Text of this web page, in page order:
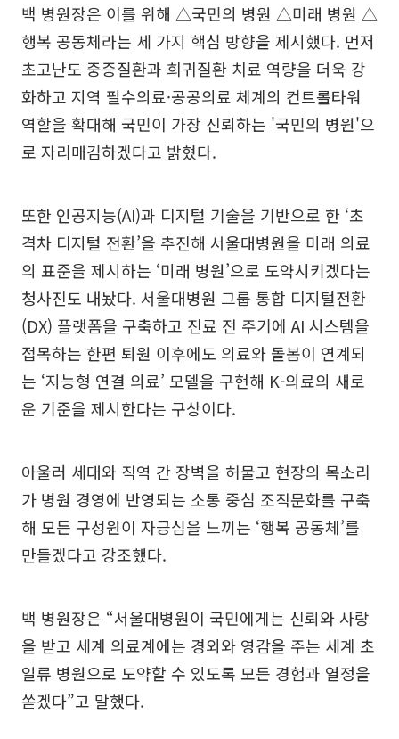
백 병원장은 이를 위해 △국민의 병원 △미래 병원 △
행복 공동체라는 세 가지 핵심 방향을 제시했다. 먼저
초고난도 중증질환과 희귀질환 치료 역량을 더욱 강
화하고 지역 필수의료·공공의료 체계의 컨트롤타워
역할을 확대해 국민이 가장 신뢰하는 '국민의 병원'으
로 자리매김하겠다고 밝혔다.
또한 인공지능(AI)과 디지털 기술을 기반으로 한 ‘초
격차 디지털 전환’을 추진해 서울대병원을 미래 의료
의 표준을 제시하는 ‘미래 병원’으로 도약시키겠다는
청사진도 내놨다. 서울대병원 그룹 통합 디지털전환
(DX) 플랫폼을 구축하고 진료 전 주기에 AI 시스템을
접목하는 한편 퇴원 이후에도 의료와 돌봄이 연계되
는 ‘지능형 연결 의료’ 모델을 구현해 K-의료의 새로
운 기준을 제시한다는 구상이다.
아울러 세대와 직역 간 장벽을 허물고 현장의 목소리
가 병원 경영에 반영되는 소통 중심 조직문화를 구축
해 모든 구성원이 자긍심을 느끼는 ‘행복 공동체’를
만들겠다고 강조했다.
백 병원장은 “서울대병원이 국민에게는 신뢰와 사랑
을 받고 세계 의료계에는 경외와 영감을 주는 세계 초
일류 병원으로 도약할 수 있도록 모든 경험과 열정을
쏟겠다”고 말했다.